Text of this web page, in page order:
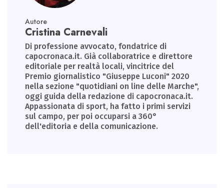
Autore
Cristina Carnevali
Di professione avvocato, fondatrice di
capocronaca.it. Già collaboratrice e direttore
editoriale per realtà locali, vincitrice del
Premio giornalistico "Giuseppe Luconi" 2020
nella sezione "quotidiani on line delle Marche",
oggi guida della redazione di capocronaca.it.
Appassionata di sport, ha fatto i primi servizi
sul campo, per poi occuparsi a 360°
dell'editoria e della comunicazione.